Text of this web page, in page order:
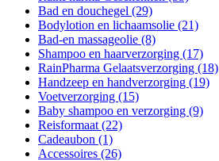
Bad en douchegel (29)
Bodylotion en lichaamsolie (21)
Bad-en massageolie (8)
Shampoo en haarverzorging (17)
RainPharma Gelaatsverzorging (18)
Handzeep en handverzorging (19)
Voetverzorging (15)
Baby shampoo en verzorging (9)
Reisformaat (22)
Cadeaubon (1)
Accessoires (26)